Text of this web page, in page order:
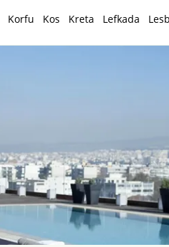
Korfu Kos Kreta Lefkada